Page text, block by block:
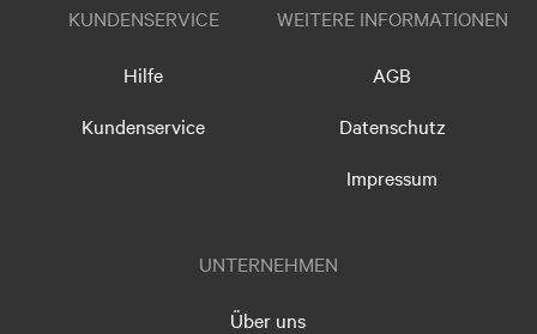
KUNDENSERVICE
Hilfe
Kundenservice
WEITERE INFORMATIONEN
AGB
Datenschutz
Impressum
UNTERNEHMEN
Über uns